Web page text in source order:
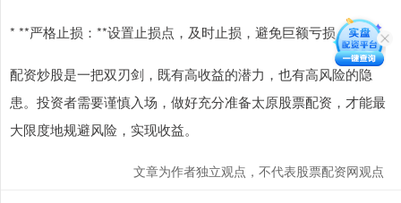
* **严格止损：**设置止损点，及时止损，避免巨额亏损。
配资炒股是一把双刃剑，既有高收益的潜力，也有高风险的隐
患。投资者需要谨慎入场，做好充分准备太原股票配资，才能最
大限度地规避风险，实现收益。
文章为作者独立观点，不代表股票配资网观点